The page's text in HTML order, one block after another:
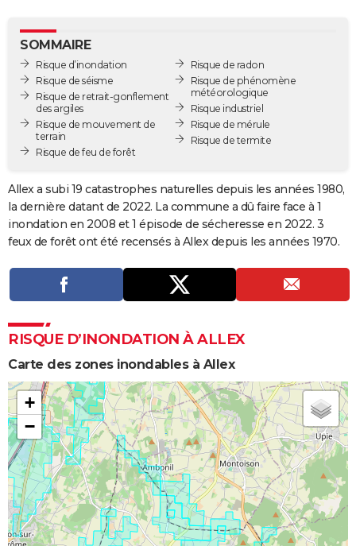
GUIDES D'ACHAT
BONS PLANS
CARTE DE VOEUX
Carte de Noël
Carte Bonne année
Carte Saint-Valentin
Carte Pâques
Carte d'anniversaire
DICTIONNAIRE
COPAINS D'AVANT
S'inscrire
Se connecter
Lycées
Collèges
Primaires
Universités
Entreprises
Service militaire
Avis de recherche
AVIS DE DÉCÈS
Bricolage
Lifestyle
Culture
Sport
Auto
Television
Voyage
Cinema
SOMMAIRE
Risque d’inondation
Risque de séisme
Risque de retrait-gonflement
des argiles
Risque de mouvement de
terrain
Risque de feu de forêt
Risque de radon
Risque de phénomène
météorologique
Risque industriel
Risque de mérule
Risque de termite
Allex a subi 19 catastrophes naturelles depuis les années 1980,
la dernière datant de 2022. La commune a dû faire face à 1
inondation en 2008 et 1 épisode de sécheresse en 2022. 3
feux de forêt ont été recensés à Allex depuis les années 1970.
RISQUE D’INONDATION À ALLEX
Carte des zones inondables à Allex
+
−